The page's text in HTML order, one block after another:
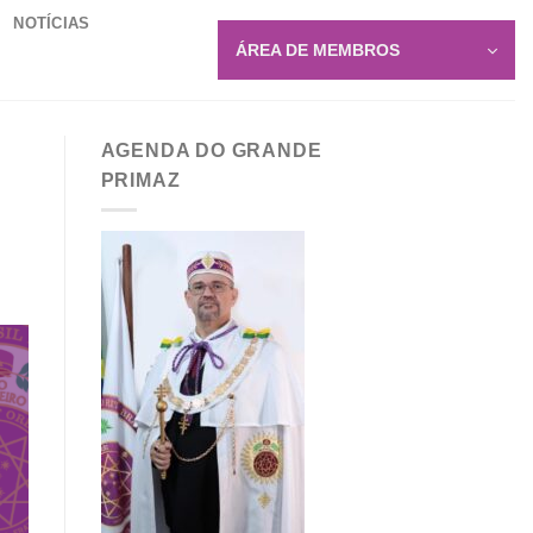
NOTÍCIAS
ÁREA DE MEMBROS
AGENDA DO GRANDE
PRIMAZ